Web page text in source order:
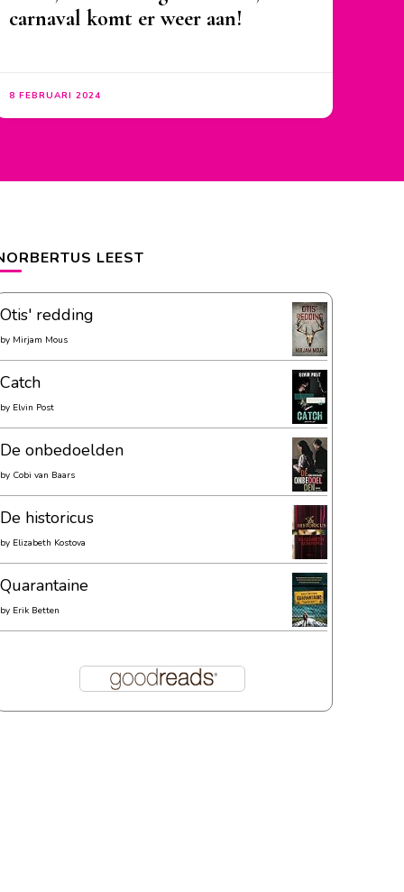
carnaval komt er weer aan!
8 FEBRUARI 2024
LEEST
Otis' redding
by Mirjam Mous
Catch
by Elvin Post
De onbedoelden
by Cobi van Baars
De historicus
by Elizabeth Kostova
Quarantaine
by Erik Betten